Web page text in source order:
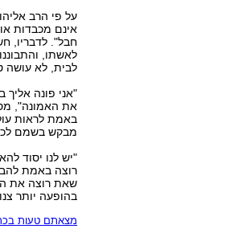
על פי הרב
אינם מכבדות
חבל". לדבריו,
לאשתו,
לבית, לא עושה
"אני פונה
את האמונה",
באמת לראות
מבקש בשמם
"יש לנו יסוד
רוצה באמת
שאת רוצה את
בהופעה יותר
מצאתם טעות